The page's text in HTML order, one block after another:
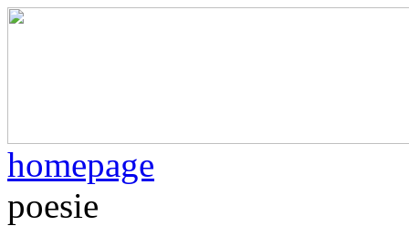
homepage
poesie